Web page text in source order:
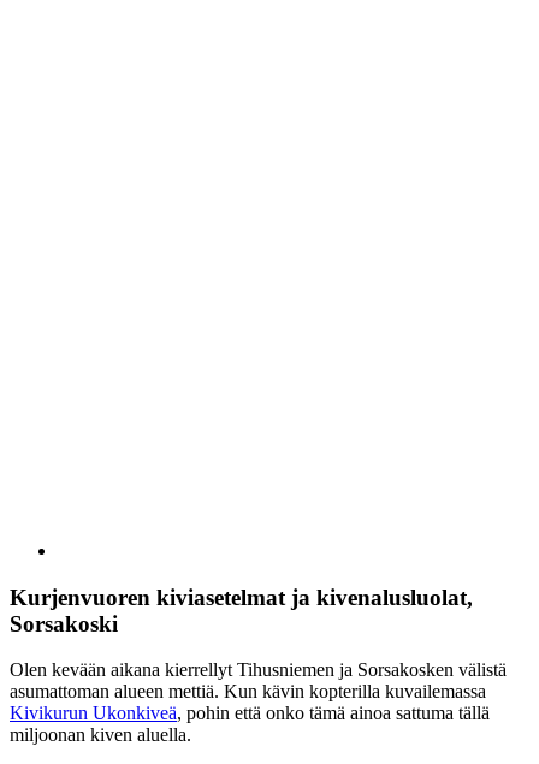
Kurjenvuoren kiviasetelmat ja kivenalusluolat,
Sorsakoski
Olen kevään aikana kierrellyt Tihusniemen ja Sorsakosken välistä
asumattoman alueen mettiä. Kun kävin kopterilla kuvailemassa
Kivikurun Ukonkiveä, pohin että onko tämä ainoa sattuma tällä
miljoonan kiven aluella.